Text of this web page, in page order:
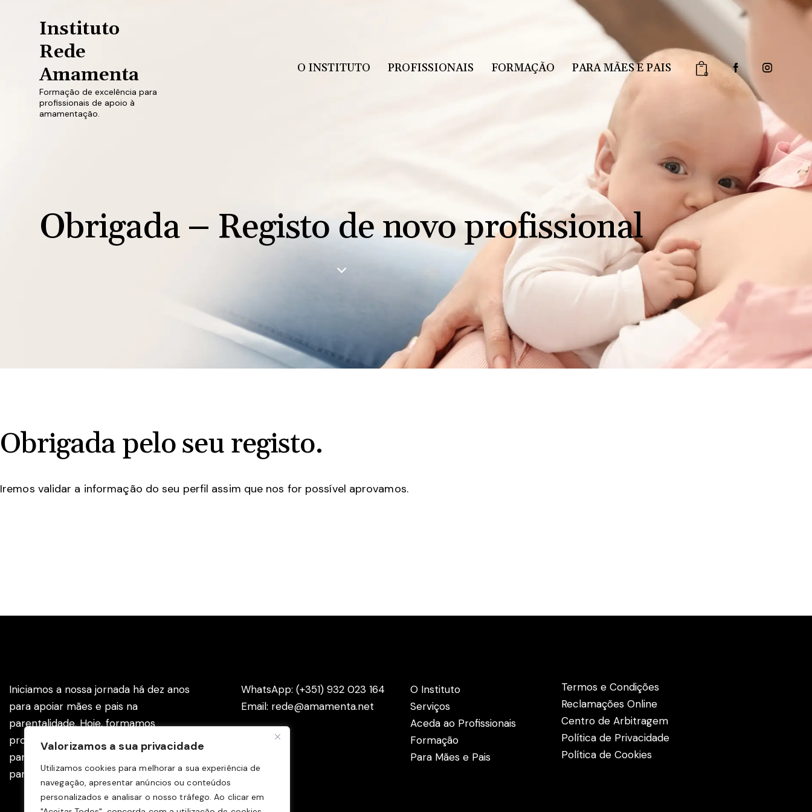
Valorizamos a sua privacidade
Utilizamos cookies para melhorar a sua experiência de
navegação, apresentar anúncios ou conteúdos
personalizados e analisar o nosso tráfego. Ao clicar em
Instituto
Rede
Amamenta
Formação de excelência para
profissionais de apoio à
amamentação.
O INSTITUTO PROFISSIONAIS FORMAÇÃO PARA MÃES E PAIS 0
Obrigada – Registo de novo profissional
Obrigada pelo seu registo.
Iremos validar a informação do seu perfil assim que nos for possível aprovamos.
Iniciamos a nossa jornada há dez anos
para apoiar mães e pais na
parentalidade. Hoje, formamos
profissionais com ferramentas eficazes
para apoiar as famílias na gravidez,
parto e pós-parto.
WhatsApp: (+351) 932 023 164
Email: rede@amamenta.net
O Instituto
Serviços
Aceda ao Profissionais
Formação
Para Mães e Pais
Termos e Condições
Reclamações Online
Centro de Arbitragem
Política de Privacidade
Política de Cookies